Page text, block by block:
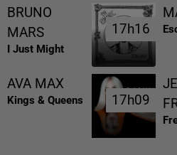
BRUNO
MARS
I Just Might
17h16
17h16
AVA MAX
Kings & Queens 17h09
17h09